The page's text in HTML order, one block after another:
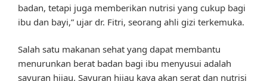
badan, tetapi juga memberikan nutrisi yang cukup bagi
ibu dan bayi,” ujar dr. Fitri, seorang ahli gizi terkemuka.
Salah satu makanan sehat yang dapat membantu
menurunkan berat badan bagi ibu menyusui adalah
sayuran hijau. Sayuran hijau kaya akan serat dan nutrisi